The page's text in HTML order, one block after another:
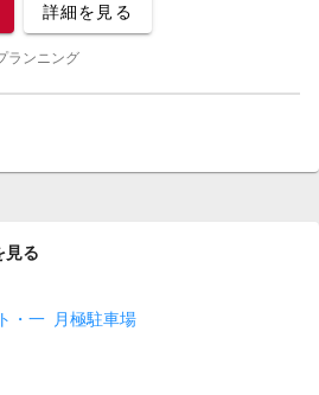
詳細を見る
ランニング
見る
・一
月極駐車場